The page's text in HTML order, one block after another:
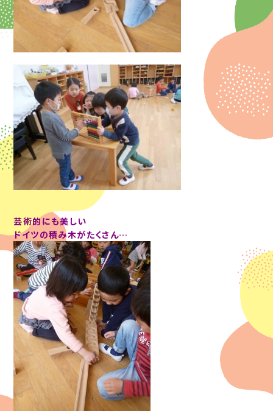
芸術的にも美しい
ドイツの積み木がたくさん…